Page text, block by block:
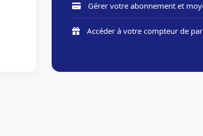
Gérer votre abonnement et
Accéder à votre compteur de